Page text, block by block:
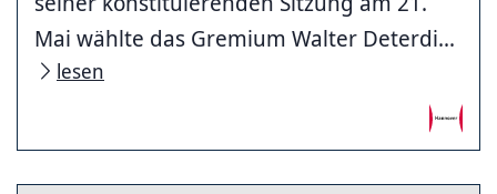
Mai wählte das Gremium Walter Deterdi...
lesen